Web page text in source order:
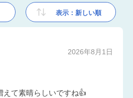
表示：新しい順
2026年8月1日
えて素晴らしいですね👍